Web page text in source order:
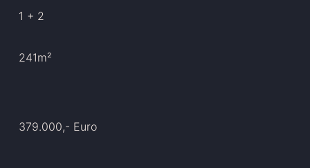
1 + 2
241m²
379.000,- Euro